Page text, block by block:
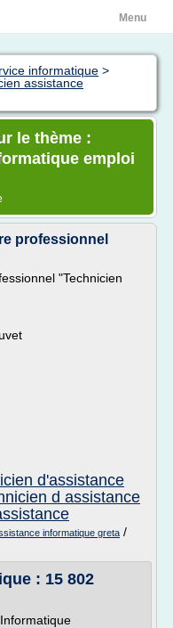
Menu
informatique >
assistance
le thème :
emploi
professionnel
"Technicien
d'assistance
d assistance
informatique greta /
: 15 802